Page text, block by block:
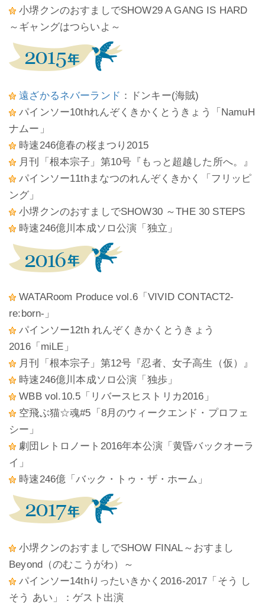
小堺クンのおすましでSHOW29 A GANG IS HARD
～ギャングはつらいよ～
遠ざかるネバーランド ：ドンキー(海賊)
パインソー10thれんぞくきかくとうきょう「NamuH
ナムー」
時速246億春の桜まつり2015
月刊「根本宗子」第10号『もっと超越した所へ。』
パインソー11thまなつのれんぞくきかく「フリッピ
ング」
小堺クンのおすましでSHOW30 ～THE 30 STEPS
時速246億川本成ソロ公演「独立」
WATARoom Produce vol.6「VIVID CONTACT2-
re:born-」
パインソー12th れんぞくきかくとうきょう
2016「miLE」
月刊「根本宗子」第12号『忍者、女子高生（仮）』
時速246億川本成ソロ公演「独歩」
WBB vol.10.5「リバースヒストリカ2016」
空飛ぶ猫☆魂#5「8月のウィークエンド・プロフェ
シー」
劇団レトロノート2016年本公演「黄昏バックオーラ
イ」
時速246億「バック・トゥ・ザ・ホーム」
小堺クンのおすましでSHOW FINAL～おすまし
Beyond（のむこうがわ）～
パインソー14thりったいきかく2016-2017「そう し
そう あい」：ゲスト出演